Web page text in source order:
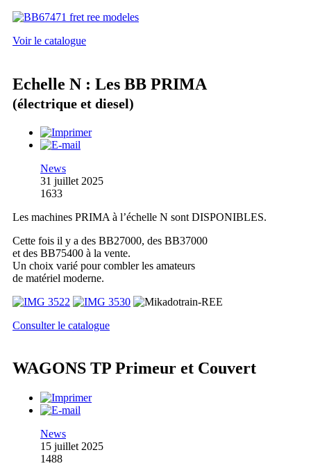
Voir le catalogue
Echelle N : Les BB PRIMA
(électrique et diesel)
News
31 juillet 2025
1633
Les machines PRIMA à l’échelle N sont DISPONIBLES.
Cette fois il y a des BB27000, des BB37000
et des BB75400 à la vente.
Un choix varié pour combler les amateurs
de matériel moderne.
Consulter le catalogue
WAGONS TP Primeur et Couvert
News
15 juillet 2025
1488